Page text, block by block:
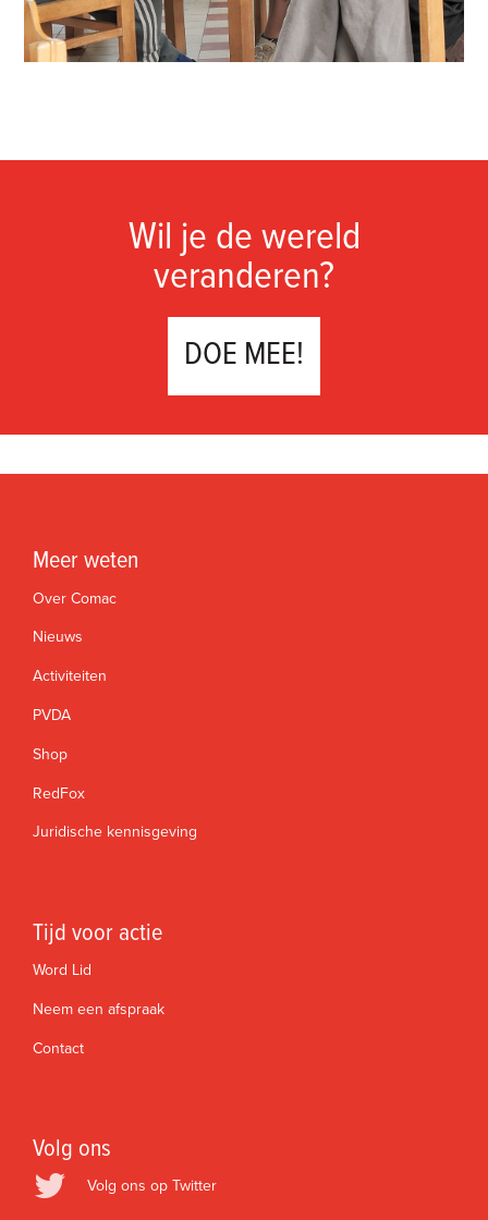
Wil je de wereld
veranderen?
DOE MEE!
Meer weten
Over Comac
Nieuws
Activiteiten
PVDA
Shop
RedFox
Juridische kennisgeving
Tijd voor actie
Word Lid
Neem een afspraak
Contact
Volg ons
Volg ons op Twitter